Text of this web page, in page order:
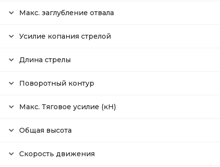
Макс. заглубление отвала
Усилие копания стрелой
Длина стрелы
Поворотный контур
Макс. Тяговое усилие (кН)
Общая высота
Скорость движения